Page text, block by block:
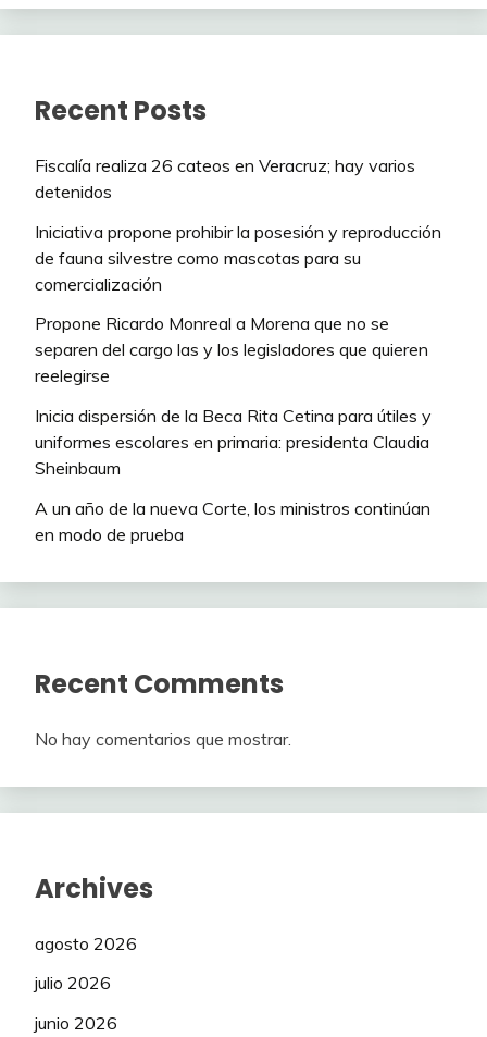
Recent Posts
Fiscalía realiza 26 cateos en Veracruz; hay varios
detenidos
Iniciativa propone prohibir la posesión y reproducción
de fauna silvestre como mascotas para su
comercialización
Propone Ricardo Monreal a Morena que no se
separen del cargo las y los legisladores que quieren
reelegirse
Inicia dispersión de la Beca Rita Cetina para útiles y
uniformes escolares en primaria: presidenta Claudia
Sheinbaum
A un año de la nueva Corte, los ministros continúan
en modo de prueba
Recent Comments
No hay comentarios que mostrar.
Archives
agosto 2026
julio 2026
junio 2026